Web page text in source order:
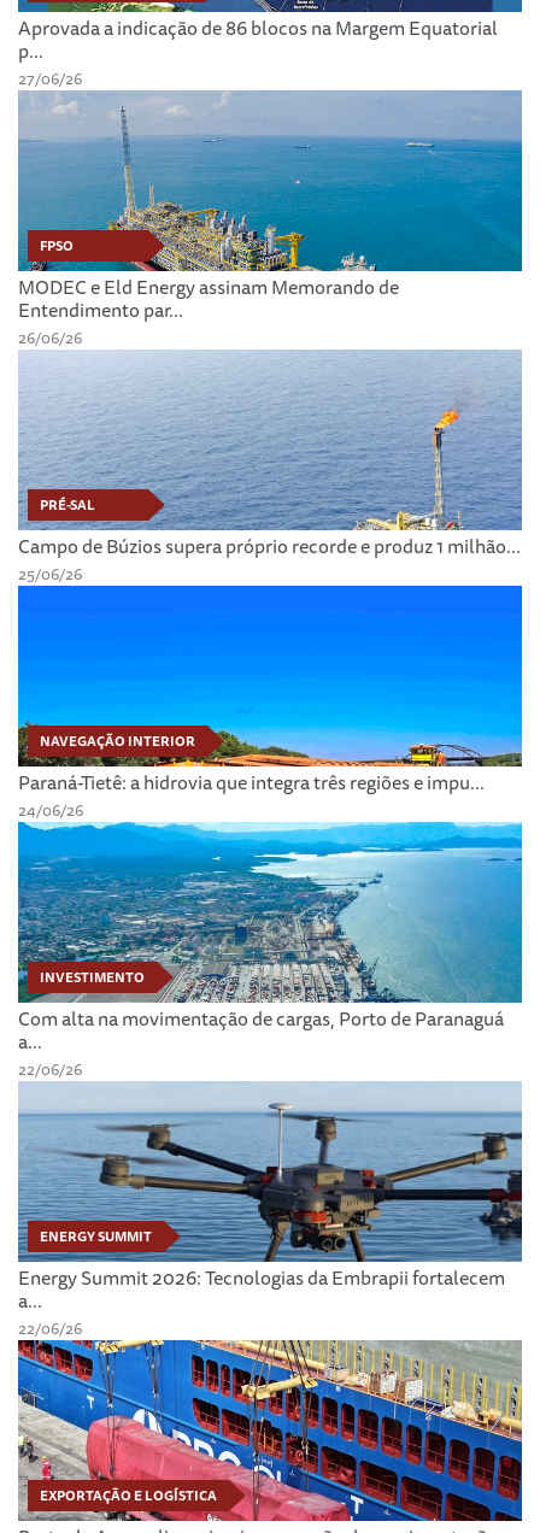
Aprovada a indicação de 86 blocos na Margem Equatorial
p...
27/06/26
FPSO
MODEC e Eld Energy assinam Memorando de
Entendimento par...
26/06/26
PRÉ-SAL
Campo de Búzios supera próprio recorde e produz 1 milhão...
25/06/26
NAVEGAÇÃO INTERIOR
Paraná-Tietê: a hidrovia que integra três regiões e impu...
24/06/26
INVESTIMENTO
Com alta na movimentação de cargas, Porto de Paranaguá
a...
22/06/26
ENERGY SUMMIT
Energy Summit 2026: Tecnologias da Embrapii fortalecem
a...
22/06/26
EXPORTAÇÃO E LOGÍSTICA